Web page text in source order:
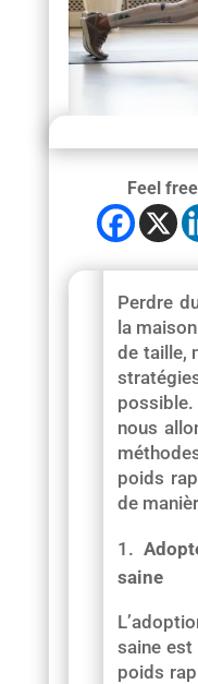
Feel
Perdre
la
de taille,
nous
poids
de
saine
saine est
poids